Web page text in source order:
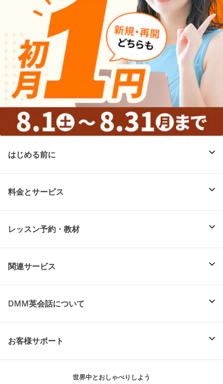
はじめる前に
料金とサービス
レッスン予約・教材
関連サービス
DMM英会話について
お客様サポート
世界中とおしゃべりしよう